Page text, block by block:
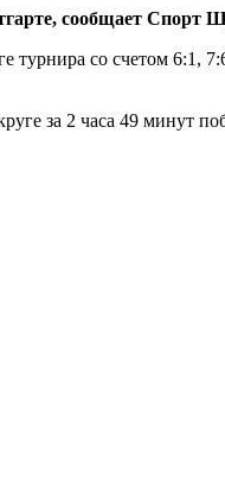
сообщает Спорт
турнира со счетом 6:1,
за 2 часа 49 минут